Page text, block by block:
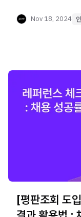
잡힌 결정을 내리는
Nov 18, 2024
[평판조회 도